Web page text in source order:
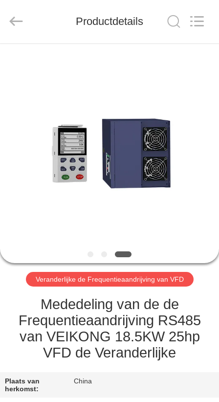
FABRIEKSREIS
KWALITEITSCONTROLE
NIEUWS
VERZOEK
OM EEN
CITAAT
SITEMAP
PRIVACYBELEID
Ltd..
Productdetails
Veranderlijke de Frequentieaandrijving van VFD
Mededeling van de de
Frequentieaandrijving RS485
van VEIKONG 18.5KW 25hp
VFD de Veranderlijke
Plaats van
herkomst:
China